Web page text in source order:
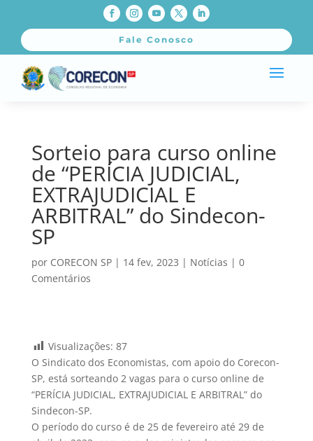
Fale Conosco
Sorteio para curso online
de “PERÍCIA JUDICIAL,
EXTRAJUDICIAL E
ARBITRAL” do Sindecon-
SP
por CORECON SP| 14 fev, 2023 | Notícias | 0
Comentários
Visualizações: 87
O Sindicato dos Economistas, com apoio do Corecon-
SP, está sorteando 2 vagas para o curso online de
“PERÍCIA JUDICIAL, EXTRAJUDICIAL E ARBITRAL” do
Sindecon-SP.
O período do curso é de 25 de fevereiro até 29 de